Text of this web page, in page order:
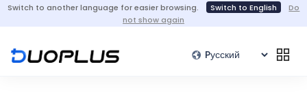
Switch to another language for easier browsing. Switch to English
Do
not show again